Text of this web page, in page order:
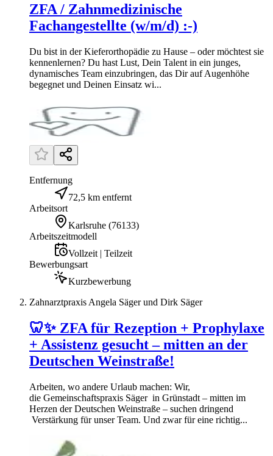
ZFA / Zahnmedizinische
Fachangestellte (w/m/d) :-)
Du bist in der Kieferorthopädie zu Hause – oder möchtest sie
kennenlernen? Du hast Lust, Dein Talent in ein junges,
dynamisches Team einzubringen, das Dir auf Augenhöhe
begegnet und Deinen Einsatz wi...
Entfernung
72,5 km entfernt
Arbeitsort
Karlsruhe (76133)
Arbeitszeitmodell
Vollzeit | Teilzeit
Bewerbungsart
Kurzbewerbung
Zahnarztpraxis Angela Säger und Dirk Säger
🦷✨ ZFA für Rezeption + Prophylaxe
+ Assistenz gesucht – mitten an der
Deutschen Weinstraße!
Arbeiten, wo andere Urlaub machen: Wir,
die Gemeinschaftspraxis Säger in Grünstadt – mitten im
Herzen der Deutschen Weinstraße – suchen dringend
Verstärkung für unser Team. Und zwar für eine richtig...